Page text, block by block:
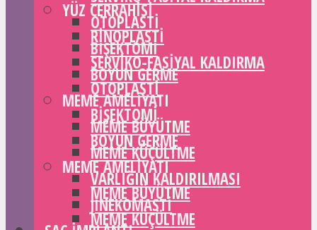
OTOPLASTI
BIŞEKTOMI
BOYUN GERME
MEME AMELIYATI
MEME BÜYÜTME
MEME KÜÇÜLTME
VARLIĞIN KALDIRILMASI
JINEKOMASTI
YÜZ CERRAHISI
RINOPLASTI
SERVIKO-FASIYAL KALDIRMA
OTOPLASTI
BIŞEKTOMI
BOYUN GERME
MEME AMELIYATI
MEME BÜYÜTME
MEME KÜÇÜLTME